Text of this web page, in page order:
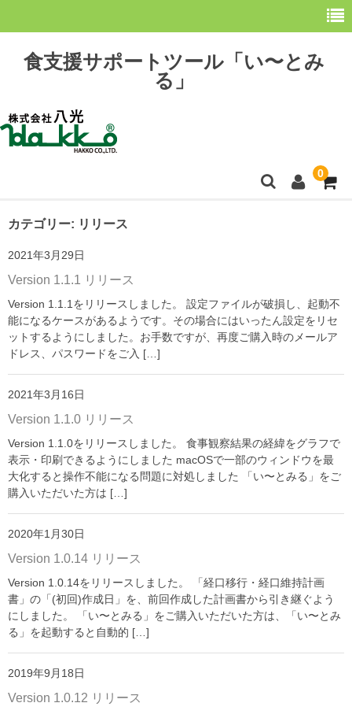
食支援サポートツール「い〜とみ
る」
0
ホーム
最新情報
購 入
操作方法
「い〜とみるワーク」
よくある質問
ダウンロード
お問い合わせ
カテゴリー: リリース
2021年3月29日
Version 1.1.1 リリース
Version 1.1.1をリリースしました。 設定ファイルが破損し、起動不
能になるケースがあるようです。その場合にはいったん設定をリセ
ットするようにしました。お手数ですが、再度ご購入時のメールア
ドレス、パスワードをご入 […]
2021年3月16日
Version 1.1.0 リリース
Version 1.1.0をリリースしました。 食事観察結果の経緯をグラフで
表示・印刷できるようにしました macOSで一部のウィンドウを最
大化すると操作不能になる問題に対処しました 「い〜とみる」をご
購入いただいた方は […]
2020年1月30日
Version 1.0.14 リリース
Version 1.0.14をリリースしました。 「経口移行・経口維持計画
書」の「(初回)作成日」を、前回作成した計画書から引き継ぐよう
にしました。 「い〜とみる」をご購入いただいた方は、「い〜とみ
る」を起動すると自動的 […]
2019年9月18日
Version 1.0.12 リリース